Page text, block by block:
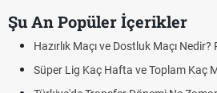
Şu An Popüler İçerikler
Hazırlık Maçı ve Dostluk Maçı
Süper Lig Kaç Hafta ve Toplam Kaç